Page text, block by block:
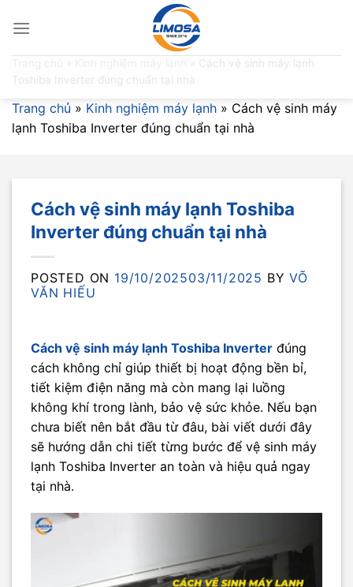
Cách vệ sinh máy lạnh
Toshiba Inverter đúng chuẩn tại nhà
Trang chủ » Kinh nghiệm máy lạnh » Cách vệ sinh máy
lạnh Toshiba Inverter đúng chuẩn tại nhà
Cách vệ sinh máy lạnh Toshiba
Inverter đúng chuẩn tại nhà
POSTED ON 19/10/202503/11/2025 BYVÕ
VĂN HIẾU
Cách vệ sinh máy lạnh Toshiba Inverter đúng
cách không chỉ giúp thiết bị hoạt động bền bỉ,
tiết kiệm điện năng mà còn mang lại luồng
không khí trong lành, bảo vệ sức khỏe. Nếu bạn
chưa biết nên bắt đầu từ đâu, bài viết dưới đây
sẽ hướng dẫn chi tiết từng bước để vệ sinh máy
lạnh Toshiba Inverter an toàn và hiệu quả ngay
tại nhà.